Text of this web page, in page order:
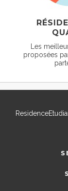
Les
proposées